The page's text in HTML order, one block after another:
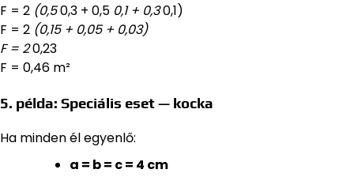
F = 2 (0,50,3 + 0,5 0,1 + 0,30,1)
F = 2 (0,15 + 0,05 + 0,03)
F = 20,23
F = 0,46 m²
5. példa: Speciális eset — kocka
Ha minden él egyenlő:
a = b = c = 4 cm